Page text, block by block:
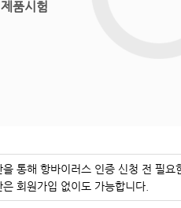
품시험
통해 항바이러스 인증 신청 전 필요
회원가입 없이도 가능합니다.